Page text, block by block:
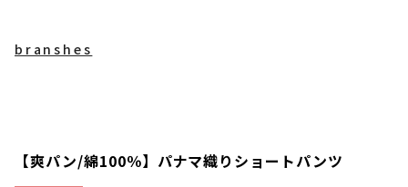
branshes
【爽パン/綿100％】パナマ織りショートパンツ